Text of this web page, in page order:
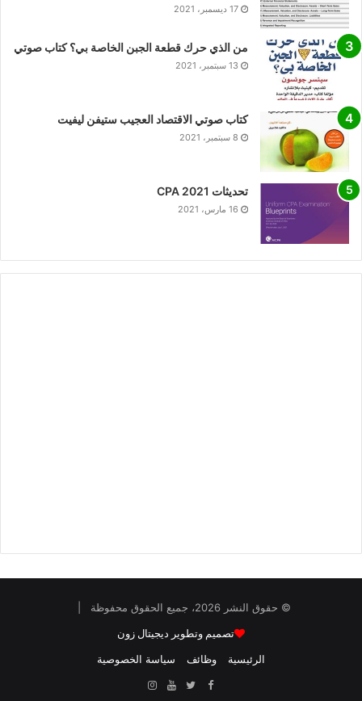
17 ديسمبر، 2021
من الذي حرك قطعة الجبن الخاصة بي؟ كتاب صوتي
13 سبتمبر، 2021
كتاب صوتي الاقتصاد العجيب ستيفن ليفيت
8 سبتمبر، 2021
تحديثات CPA 2021
16 مارس، 2021
© حقوق النشر 2026، جميع الحقوق محفوظة |
تصميم وتطوير ديجيتال زون
الرئيسية وظائف سياسة الخصوصية